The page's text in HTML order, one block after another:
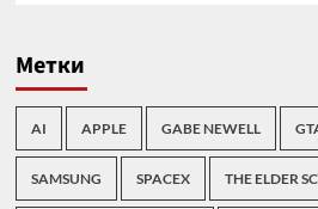
Метки
AI APPLE GABE NEWELL
SAMSUNG SPACEX THE ELDER